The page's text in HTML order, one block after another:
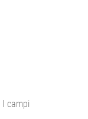
I campi